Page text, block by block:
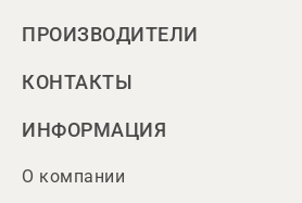
ПРОИЗВОДИТЕЛИ
КОНТАКТЫ
ИНФОРМАЦИЯ
О компании